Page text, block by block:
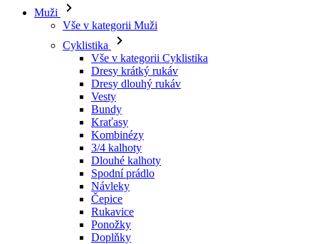
Muži
Vše v kategorii Muži
Cyklistika
Vše v kategorii Cyklistika
Dresy krátký rukáv
Dresy dlouhý rukáv
Vesty
Bundy
Kraťasy
Kombinézy
3/4 kalhoty
Dlouhé kalhoty
Spodní prádlo
Návleky
Čepice
Rukavice
Ponožky
Doplňky